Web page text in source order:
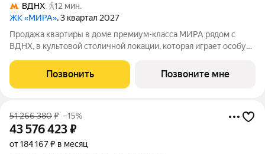
ВДНХ
12 мин.
ЖК «МИРА», 3 квартал 2027
Продажа квартиры в доме премиум-класса МИРА рядом с
ВДНХ, в культовой столичной локации, которая играет особую
квартира площадью 68.77 м расположена в корпусе 3, на 17
этаже 24 этажного дома.
Позвонить Позвоните мне
51 266 380₽ –15%
43 576 423₽
от 184 167 ₽ в месяц